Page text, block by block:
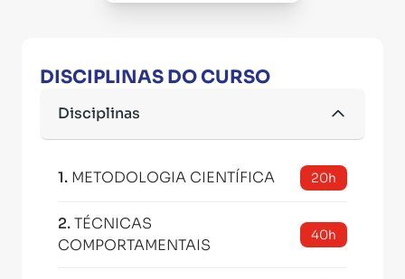
DISCIPLINAS DO CURSO
Disciplinas
1. METODOLOGIA CIENTÍFICA 20h
2.TÉCNICAS
COMPORTAMENTAIS
40h